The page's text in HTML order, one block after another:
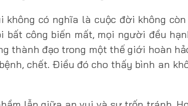
không có nghĩa là cuộc đời không
bất công biến mất, mọi người đều
thành đạo trong một thế giới hoàn
chết. Điều đó cho thấy bình an